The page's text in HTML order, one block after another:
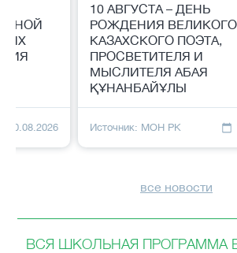
10.08.2026
10 АВГУСТА – ДЕНЬ
РОЖДЕНИЯ ВЕЛИКОГО
КАЗАХСКОГО ПОЭТА,
ПРОСВЕТИТЕЛЯ И
МЫСЛИТЕЛЯ АБАЯ
ҚҰНАНБАЙҰЛЫ
Источник: МОН РК
все новости
ВСЯ ШКОЛЬНАЯ ПРОГРАММА